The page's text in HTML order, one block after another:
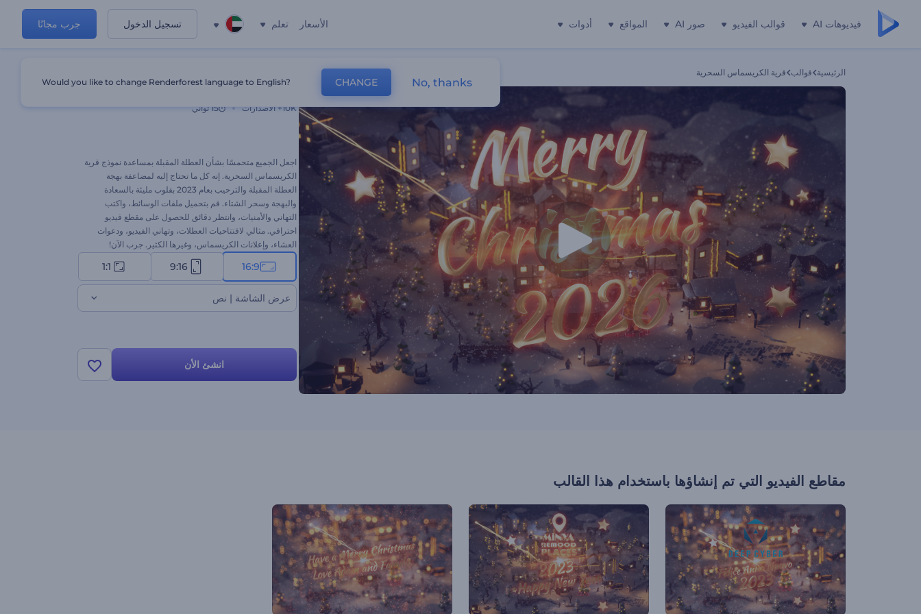
فيديوهات AI قوالب الفيديو صور AI المواقع أدوات الأسعار تعلم تسجيل الدخول جرب مجانًا
الرئيسية قوالب قرية الكريسماس السحرية
10K+ الاصدارات 15 ثواني
اجعل الجميع متحمسًا بشأن العطلة المقبلة بمساعدة نموذج قرية
الكريسماس السحرية. إنه كل ما تحتاج إليه لمضاعفة بهجة
العطلة المقبلة والترحيب بعام 2023 بقلوب مليئة بالسعادة
والبهجة وسحر الشتاء. قم بتحميل ملفات الوسائط، واكتب
التهاني والأمنيات، وانتظر دقائق للحصول على مقطع فيديو
احترافي. مثالي لافتتاحيات العطلات، وتهاني الفيديو، ودعوات
العشاء، وإعلانات الكريسماس، وغيرها الكثير. جرب الآن!
16:9
9:16
1:1
عرض الشاشة | نص
انشئ الأن
مقاطع الفيديو التي تم إنشاؤها باستخدام هذا القالب
Would you like to change Renderforest language to English? CHANGE No, thanks